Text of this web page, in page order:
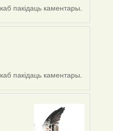
каб пакідаць каментары.
каб пакідаць каментары.